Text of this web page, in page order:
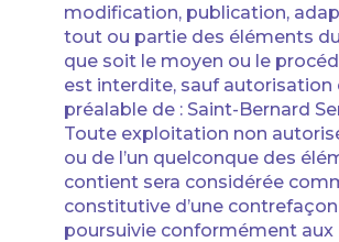
modification, publication,
tout ou partie des éléments
que soit le moyen ou le
est interdite, sauf autorisation
préalable de : Saint-Bernard
Toute exploitation non
ou de l’un quelconque des
contient sera considérée
constitutive d’une
poursuivie conformément aux